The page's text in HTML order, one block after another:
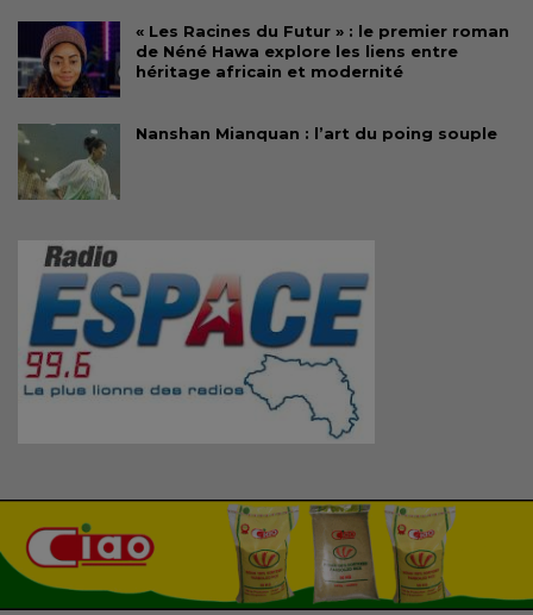
« Les Racines du Futur » : le premier roman
de Néné Hawa explore les liens entre
héritage africain et modernité
Nanshan Mianquan : l’art du poing souple